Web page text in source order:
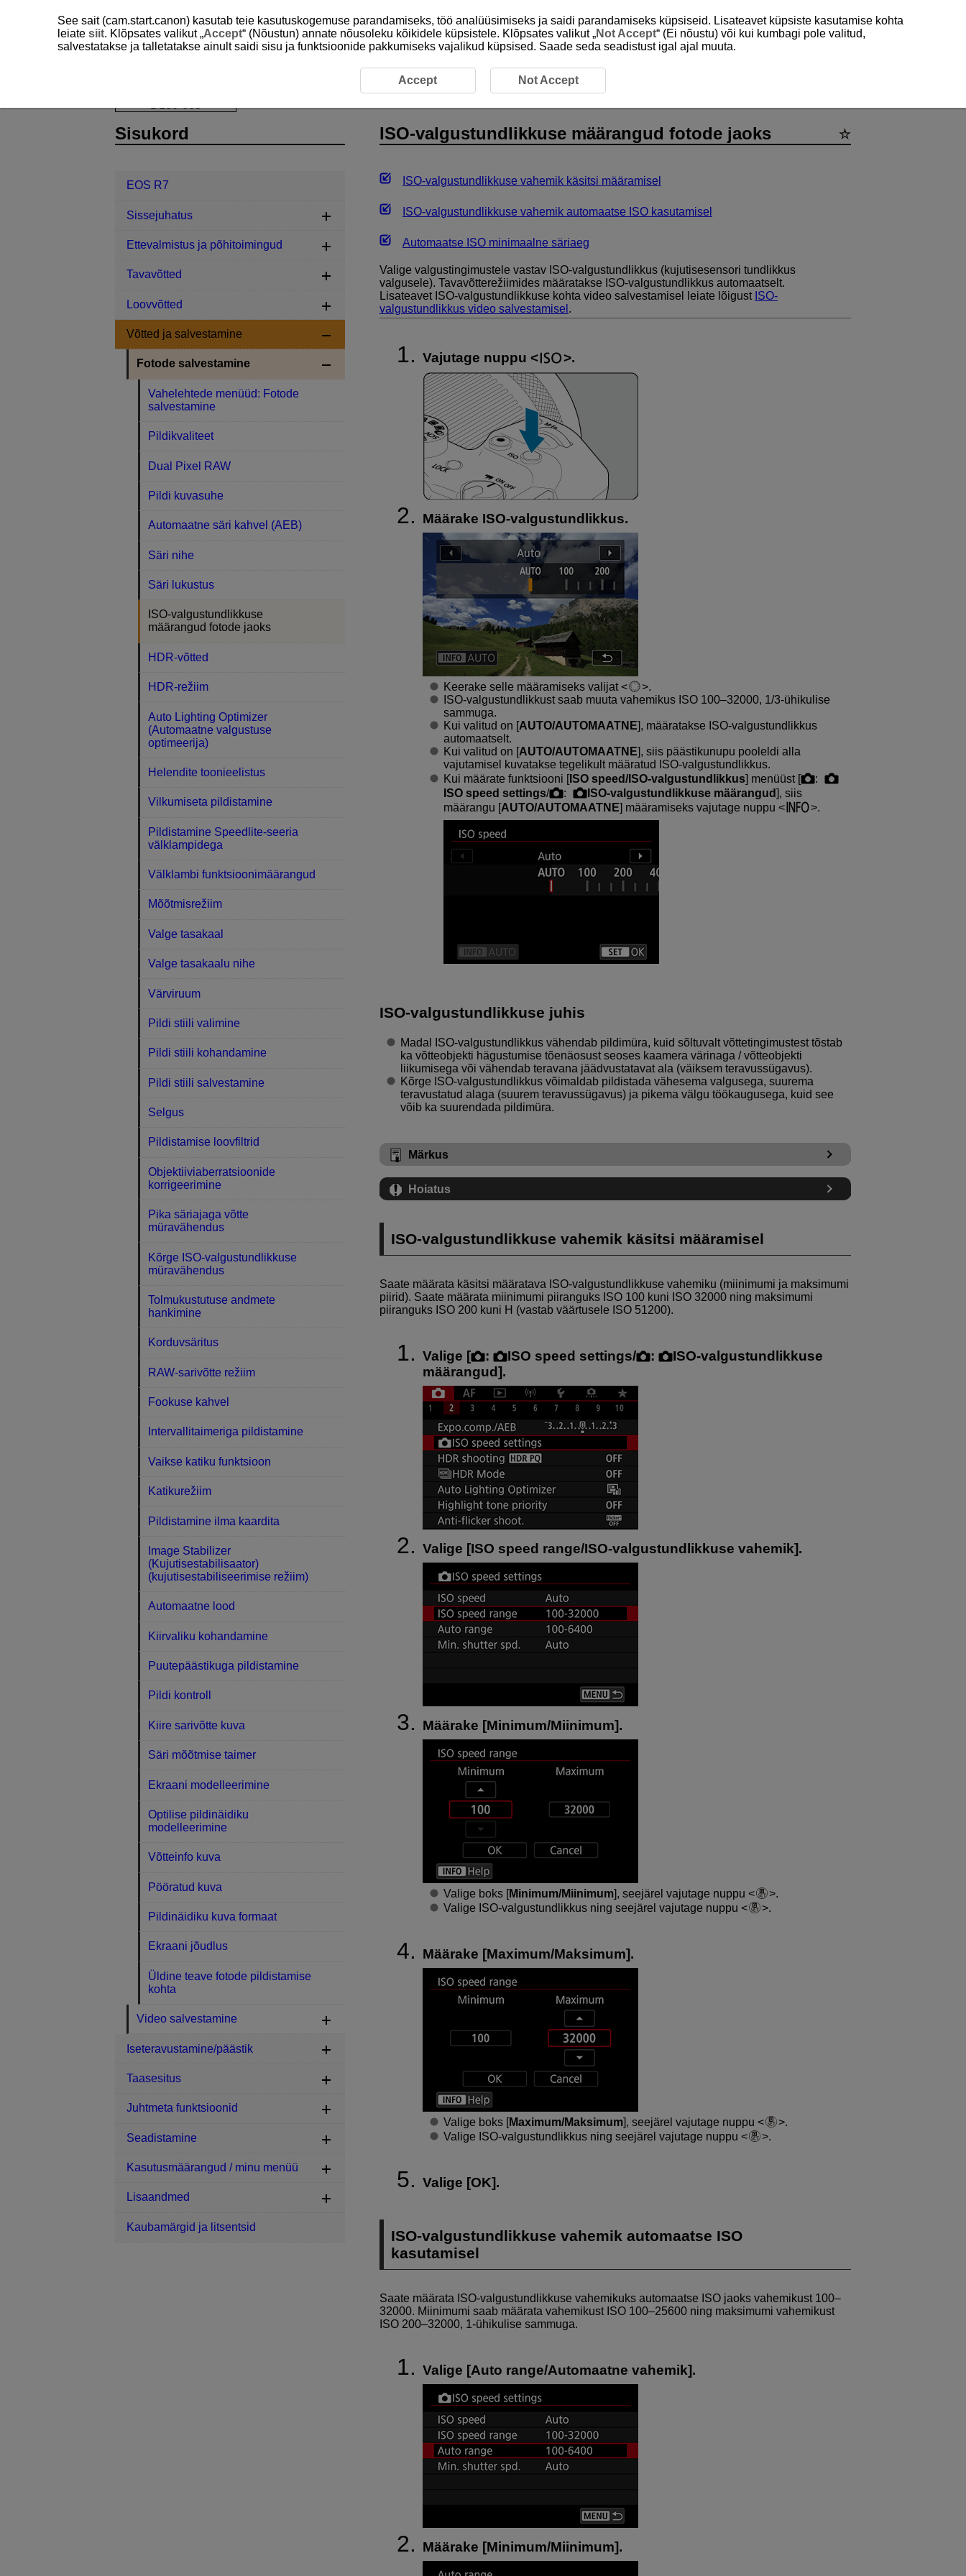
Fotode salvestamine ISO-valgustundlikkuse määrangud fotode jaoks
ISO-valgustundlikkuse määrangud fotode jaoks
ISO-valgustundlikkuse vahemik käsitsi määramisel
ISO-valgustundlikkuse vahemik automaatse ISO kasutamisel
Automaatse ISO minimaalne säriaeg
Valige valgustingimustele vastav ISO-valgustundlikkus (kujutisesensori tundlikkus
valgusele). Tavavõtterežiimides määratakse ISO-valgustundlikkus automaatselt.
Lisateavet ISO-valgustundlikkuse kohta video salvestamisel leiate lõigust ISO-
valgustundlikkus video salvestamisel .
Vajutage nuppu .
Määrake ISO-valgustundlikkus.
Keerake selle määramiseks valijat
.
ISO-valgustundlikkust saab muuta vahemikus ISO 100–32000, 1/3-ühikulise
sammuga.
Kui valitud on [AUTO/AUTOMAATNE], määratakse ISO-valgustundlikkus
automaatselt.
Kui valitud on [AUTO/AUTOMAATNE], siis päästikunupu pooleldi alla
vajutamisel kuvatakse tegelikult määratud ISO-valgustundlikkus.
Kui määrate funktsiooni [ISO speed/ISO-valgustundlikkus] menüüst [
:
ISO speed settings/ : ISO-valgustundlikkuse määrangud], siis
määrangu [AUTO/AUTOMAATNE] määramiseks vajutage nuppu .
ISO-valgustundlikkuse juhis
Madal ISO-valgustundlikkus vähendab pildimüra, kuid sõltuvalt võttetingimustest tõstab
ka võtteobjekti hägustumise tõenäosust seoses kaamera värinaga / võtteobjekti
liikumisega või vähendab teravana jäädvustatavat ala (väiksem teravussügavus).
Kõrge ISO-valgustundlikkus võimaldab pildistada vähesema valgusega, suurema
teravustatud alaga (suurem teravussügavus) ja pikema välgu töökaugusega, kuid see
võib ka suurendada pildimüra.
Märkus
Hoiatus
ISO-valgustundlikkuse vahemik käsitsi määramisel
Saate määrata käsitsi määratava ISO-valgustundlikkuse vahemiku (miinimumi ja maksimumi
piirid). Saate määrata miinimumi piiranguks ISO 100 kuni ISO 32000 ning maksimumi
piiranguks ISO 200 kuni H (vastab väärtusele ISO 51200).
Valige [ : ISO speed settings/ :
ISO-valgustundlikkuse
määrangud].
Valige [ISO speed range/ISO-valgustundlikkuse vahemik].
Määrake [Minimum/Miinimum].
Valige boks [Minimum/Miinimum], seejärel vajutage nuppu
.
Valige ISO-valgustundlikkus ning seejärel vajutage nuppu
.
Määrake [Maximum/Maksimum].
Valige boks [Maximum/Maksimum], seejärel vajutage nuppu
.
Valige ISO-valgustundlikkus ning seejärel vajutage nuppu
.
Valige [OK].
ISO-valgustundlikkuse vahemik automaatse ISO
kasutamisel
Saate määrata ISO-valgustundlikkuse vahemikuks automaatse ISO jaoks vahemikust 100–
32000. Miinimumi saab määrata vahemikust ISO 100–25600 ning maksimumi vahemikust
ISO 200–32000, 1-ühikulise sammuga.
Valige [Auto range/Automaatne vahemik].
Määrake [Minimum/Miinimum].
Sisukord
EOS R7
Sissejuhatus
Ettevalmistus ja põhitoimingud
Tavavõtted
Loovvõtted
Võtted ja salvestamine
Fotode salvestamine
Vahelehtede menüüd: Fotode
salvestamine
Pildikvaliteet
Dual Pixel RAW
Pildi kuvasuhe
Automaatne säri kahvel (AEB)
Säri nihe
Säri lukustus
ISO-valgustundlikkuse
määrangud fotode jaoks
HDR-võtted
HDR-režiim
Auto Lighting Optimizer
(Automaatne valgustuse
optimeerija)
Helendite toonieelistus
Vilkumiseta pildistamine
Pildistamine Speedlite-seeria
välklampidega
Välklambi funktsioonimäärangud
Mõõtmisrežiim
Valge tasakaal
Valge tasakaalu nihe
Värviruum
Pildi stiili valimine
Pildi stiili kohandamine
Pildi stiili salvestamine
Selgus
Pildistamise loovfiltrid
Objektiiviaberratsioonide
korrigeerimine
Pika säriajaga võtte
müravähendus
Kõrge ISO-valgustundlikkuse
müravähendus
Tolmukustutuse andmete
hankimine
Korduvsäritus
RAW-sarivõtte režiim
Fookuse kahvel
Intervallitaimeriga pildistamine
Vaikse katiku funktsioon
Katikurežiim
Pildistamine ilma kaardita
Image Stabilizer
(Kujutisestabilisaator)
(kujutisestabiliseerimise režiim)
Automaatne lood
Kiirvaliku kohandamine
Puutepäästikuga pildistamine
Pildi kontroll
Kiire sarivõtte kuva
Säri mõõtmise taimer
Ekraani modelleerimine
Optilise pildinäidiku
modelleerimine
Võtteinfo kuva
Pööratud kuva
Pildinäidiku kuva formaat
Ekraani jõudlus
Üldine teave fotode pildistamise
kohta
Video salvestamine
Iseteravustamine/päästik
Taasesitus
Juhtmeta funktsioonid
Seadistamine
Kasutusmäärangud / minu menüü
Lisaandmed
Kaubamärgid ja litsentsid
See sait (cam.start.canon) kasutab teie kasutuskogemuse parandamiseks, töö analüüsimiseks ja saidi parandamiseks küpsiseid. Lisateavet küpsiste kasutamise kohta
leiate siit. Klõpsates valikut „Accept“ (Nõustun) annate nõusoleku kõikidele küpsistele. Klõpsates valikut „Not Accept“ (Ei nõustu) või kui kumbagi pole valitud,
salvestatakse ja talletatakse ainult saidi sisu ja funktsioonide pakkumiseks vajalikud küpsised. Saade seda seadistust igal ajal muuta.
Accept Not Accept